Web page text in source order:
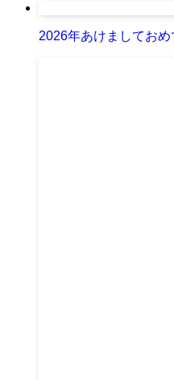
2026年あけましてお